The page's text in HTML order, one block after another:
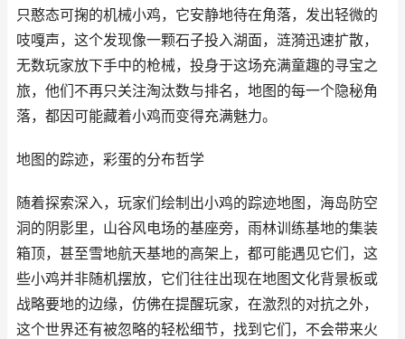
只憨态可掬的机械小鸡，它安静地待在角落，发出轻微的
吱嘎声，这个发现像一颗石子投入湖面，涟漪迅速扩散，
无数玩家放下手中的枪械，投身于这场充满童趣的寻宝之
旅，他们不再只关注淘汰数与排名，地图的每一个隐秘角
落，都因可能藏着小鸡而变得充满魅力。
地图的踪迹，彩蛋的分布哲学
随着探索深入，玩家们绘制出小鸡的踪迹地图，海岛防空
洞的阴影里，山谷风电场的基座旁，雨林训练基地的集装
箱顶，甚至雪地航天基地的高架上，都可能遇见它们，这
些小鸡并非随机摆放，它们往往出现在地图文化背景板或
战略要地的边缘，仿佛在提醒玩家，在激烈的对抗之外，
这个世界还有被忽略的轻松细节，找到它们，不会带来火